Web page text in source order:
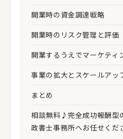
開業時の資金調達戦略
開業時のリスク管理と評価
開業するうえでマーケティ
事業の拡大とスケールアッ
まとめ
相談無料♪完全成功報酬型
政書士事務所へお任せくだ